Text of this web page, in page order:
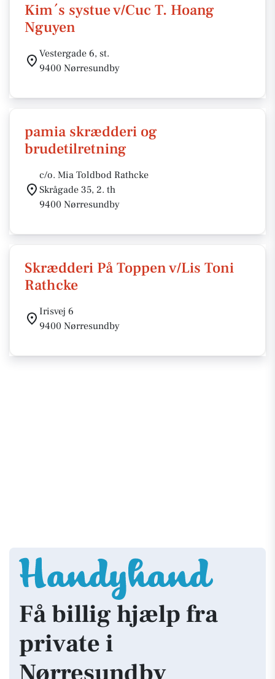
Kim´s systue v/Cuc T. Hoang
Nguyen
Vestergade 6, st.
9400 Nørresundby
pamia skrædderi og
brudetilretning
c/o. Mia Toldbod Rathcke
Skrågade 35, 2. th
9400 Nørresundby
Skrædderi På Toppen v/Lis Toni
Rathcke
Irisvej 6
9400 Nørresundby
Få billig hjælp fra
private i